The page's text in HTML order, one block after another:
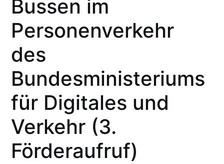
Bussen im
Personenverkehr
des
Bundesministeriums
für Digitales und
Verkehr (3.
Förderaufruf)